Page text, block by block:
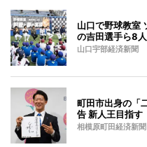
山口で野球教室
の吉田選手ら8
山口宇部経済新聞
町田市出身の「
告 新人王目指す
相模原町田経済新聞